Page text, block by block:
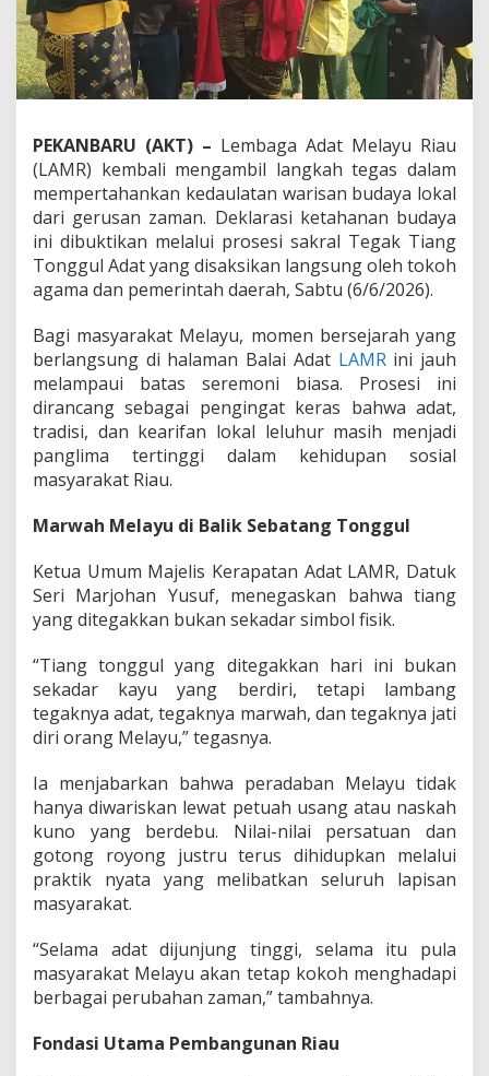
l
u
L
a
t
P
r
o
s
e
s
T
o
n
g
g
u
A
t
"
B
u
k
n
S
e
k
a
a
r
K
a
y
u
d
i
r
"
PEKANBARU (AKT) – Lembaga Adat Melayu Riau
(LAMR) kembali mengambil langkah tegas dalam
mempertahankan kedaulatan warisan budaya lokal
dari gerusan zaman. Deklarasi ketahanan budaya
ini dibuktikan melalui prosesi sakral Tegak Tiang
Tonggul Adat yang disaksikan langsung oleh tokoh
agama dan pemerintah daerah, Sabtu (6/6/2026).
Bagi masyarakat Melayu, momen bersejarah yang
berlangsung di halaman Balai AdatLAMRini jauh
melampaui batas seremoni biasa. Prosesi ini
dirancang sebagai pengingat keras bahwa adat,
tradisi, dan kearifan lokal leluhur masih menjadi
panglima tertinggi dalam kehidupan sosial
masyarakat Riau.
Marwah Melayu di Balik Sebatang Tonggul
Ketua Umum Majelis Kerapatan Adat LAMR, Datuk
Seri Marjohan Yusuf, menegaskan bahwa tiang
yang ditegakkan bukan sekadar simbol fisik.
“Tiang tonggul yang ditegakkan hari ini bukan
sekadar kayu yang berdiri, tetapi lambang
tegaknya adat, tegaknya marwah, dan tegaknya jati
diri orang Melayu,” tegasnya.
Ia menjabarkan bahwa peradaban Melayu tidak
hanya diwariskan lewat petuah usang atau naskah
kuno yang berdebu. Nilai-nilai persatuan dan
gotong royong justru terus dihidupkan melalui
praktik nyata yang melibatkan seluruh lapisan
masyarakat.
“Selama adat dijunjung tinggi, selama itu pula
masyarakat Melayu akan tetap kokoh menghadapi
berbagai perubahan zaman,” tambahnya.
Fondasi Utama Pembangunan Riau